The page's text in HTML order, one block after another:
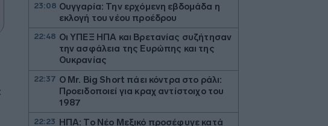
23:08 Ουγγαρία: Την ερχόμενη εβδομάδα η
εκλογή του νέου προέδρου
22:48 Οι ΥΠΕΞ ΗΠΑ και Βρετανίας συζήτησαν
την ασφάλεια της Ευρώπης και της
Ουκρανίας
22:37 O Mr. Big Short πάει κόντρα στο ράλι:
Προειδοποιεί για κραχ αντίστοιχο του
1987
22:23 ΗΠΑ: Το Νέο Μεξικό προσέφυγε κατά